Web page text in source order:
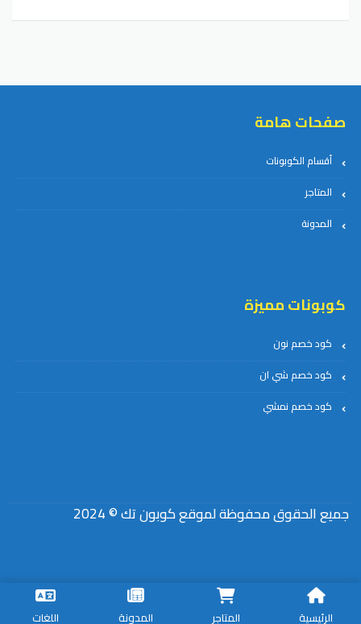
صفحات هامة
أقسام الكوبونات
المتاجر
المدونة
كوبونات مميزة
كود خصم نون
كود خصم شي ان
كود خصم نمشي
جميع الحقوق محفوظة لموقع كوبون تك © 2024
الرئيسية المتاجر المدونة اللغات